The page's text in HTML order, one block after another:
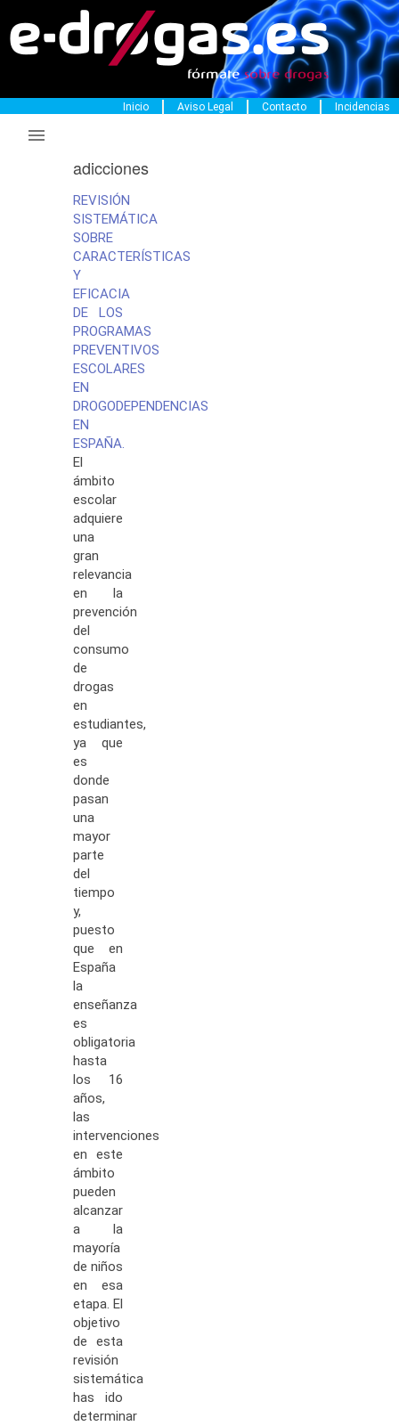
Inicio Aviso Legal Contacto Incidencias

en
adicciones
REVISIÓN
SISTEMÁTICA
SOBRE
CARACTERÍSTICAS
Y
EFICACIA
DE LOS
PROGRAMAS
PREVENTIVOS
ESCOLARES
EN
DROGODEPENDENCIAS
EN
ESPAÑA.
El
ámbito
escolar
adquiere
una
gran
relevancia
en la
prevención
del
consumo
de
drogas
en
estudiantes,
ya que
es
donde
pasan
una
mayor
parte
del
tiempo
y,
puesto
que en
España
la
enseñanza
es
obligatoria
hasta
los 16
años,
las
intervenciones
en este
ámbito
pueden
alcanzar
a la
mayoría
de niños
en esa
etapa. El
objetivo
de esta
revisión
sistemática
has ido
determinar